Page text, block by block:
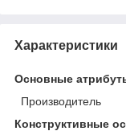
Характеристики
Основные
Производитель
Конструктивные